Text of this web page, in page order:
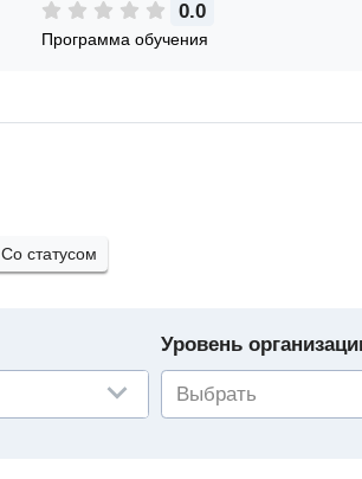
0.0
Программа обучения
Со статусом
Уровень
Выбрать